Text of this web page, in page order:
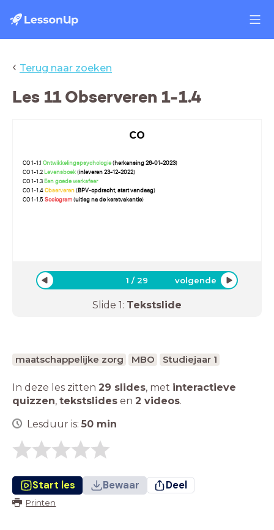
‹ Terug naar zoeken
Les 11 Observeren 1-1.4
CO
CO 1-1.1 Ontwikkelingspsychologie(herkansing 26-01-2023)
CO 1-1.2 Levensboek(inleveren 23-12-2022)
CO 1-1.3 Een goede werksfeer
CO 1-1.4Observeren(BPV-opdracht, start vandaag)
CO 1-1.5Sociogram(uitleg na de kerstvakantie)
1 /29 volgende
Slide 1: Tekstslide
maatschappelijke zorg MBO Studiejaar 1
In deze les zitten 29 slides, met interactieve
quizzen, tekstslides en 2 videos.
Lesduur is: 50 min
Start les Bewaar Deel
Printen